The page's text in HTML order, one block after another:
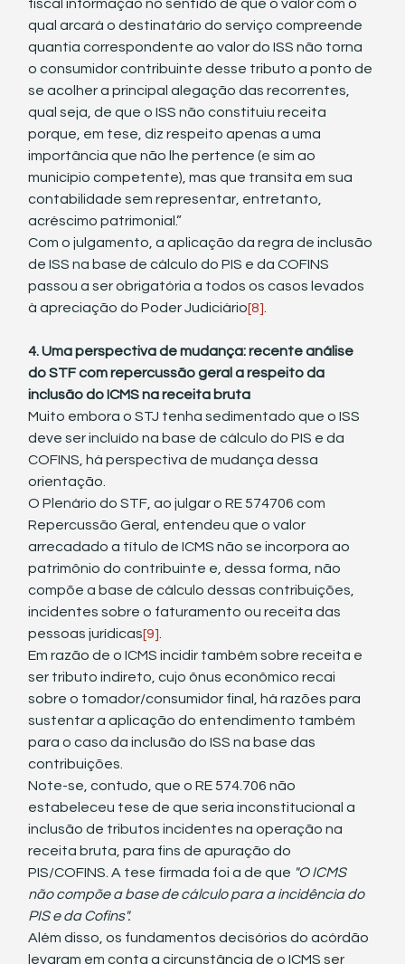
fiscal informação no sentido de que o valor com o
qual arcará o destinatário do serviço compreende
quantia correspondente ao valor do ISS não torna
o consumidor contribuinte desse tributo a ponto de
se acolher a principal alegação das recorrentes,
qual seja, de que o ISS não constituiu receita
porque, em tese, diz respeito apenas a uma
importância que não lhe pertence (e sim ao
município competente), mas que transita em sua
contabilidade sem representar, entretanto,
acréscimo patrimonial.”
Com o julgamento, a aplicação da regra de inclusão
de ISS na base de cálculo do PIS e da COFINS
passou a ser obrigatória a todos os casos levados
à apreciação do Poder Judiciário[8]
4. Uma perspectiva de mudança: recente análise
do STF com repercussão geral a respeito da
inclusão do ICMS na receita bruta
Muito embora o STJ tenha sedimentado que o ISS
deve ser incluído na base de cálculo do PIS e da
COFINS, há perspectiva de mudança dessa
orientação.
O Plenário do STF, ao julgar o RE 574706 com
Repercussão Geral, entendeu que o valor
arrecadado a título de ICMS não se incorpora ao
patrimônio do contribuinte e, dessa forma, não
compõe a base de cálculo dessas contribuições,
incidentes sobre o faturamento ou receita das
pessoas jurídicas[9]
Em razão de o ICMS incidir também sobre receita e
ser tributo indireto, cujo ônus econômico recai
sobre o tomador/consumidor final, há razões para
sustentar a aplicação do entendimento também
para o caso da inclusão do ISS na base das
contribuições.
Note-se, contudo, que o RE 574.706 não
estabeleceu tese de que seria inconstitucional a
inclusão de tributos incidentes na operação na
receita bruta, para fins de apuração do
PIS/COFINS. A tese firmada foi a de que "O ICMS
não compõe a base de cálculo para a incidência do
PIS e da Cofins".
Além disso, os fundamentos decisórios do acórdão
levaram em conta a circunstância de o ICMS ser